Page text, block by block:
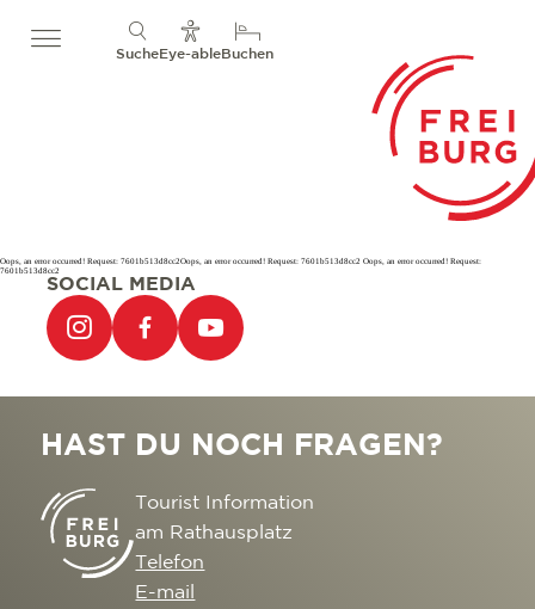
SucheEye-ableBuchen
Oops, an error occurred! Request: 7601b513d8cc2Oops, an error occurred! Request: 7601b513d8cc2 Oops, an error occurred! Request:
7601b513d8cc2
SOCIAL MEDIA
HAST DU NOCH FRAGEN?
Tourist Information
am Rathausplatz
Telefon
E-mail